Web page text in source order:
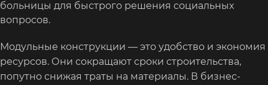
больницы для быстрого решения социальных
вопросов.
Модульные конструкции — это удобство и экономия
ресурсов. Они сокращают сроки строительства,
попутно снижая траты на материалы. В бизнес-